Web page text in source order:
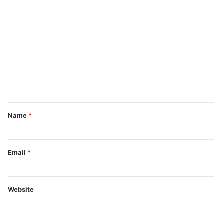
t
*
Name *
Email *
Website